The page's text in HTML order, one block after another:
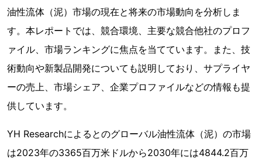
油性流体（泥）市場の現在と将来の市場動向を分析しま
す。本レポートでは、競合環境、主要な競合他社のプロフ
ァイル、市場ランキングに焦点を当てています。また、技
術動向や新製品開発についても説明しており、サプライヤ
ーの売上、市場シェア、企業プロファイルなどの情報も提
供しています。
YH Researchによるとのグローバル油性流体（泥）の市場
は2023年の3365百万米ドルから2030年には4844.2百万